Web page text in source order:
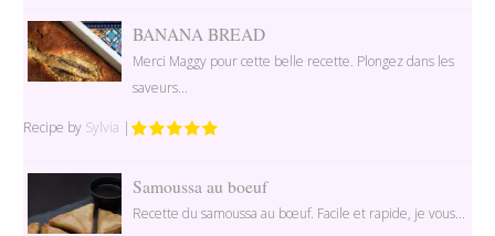
BANANA BREAD
Merci Maggy pour cette belle recette. Plongez dans les
saveurs...
Recipe by Sylvia |
Samoussa au boeuf
Recette du samoussa au bœuf. Facile et rapide, je vous...